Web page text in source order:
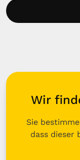
Wir
Sie
dass dieser